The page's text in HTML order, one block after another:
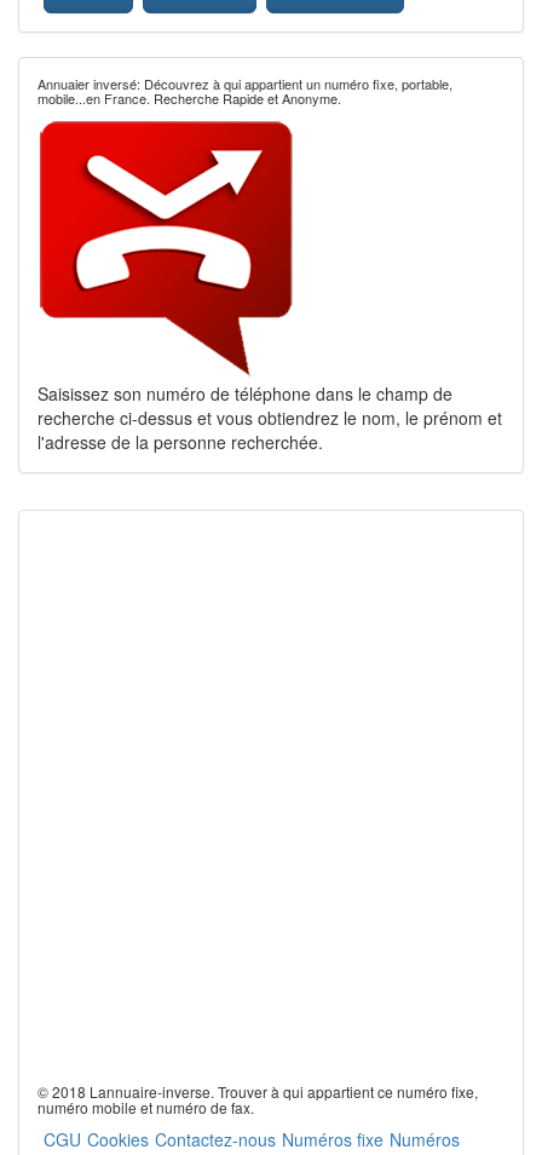
Annuaier inversé: Découvrez à qui appartient un numéro fixe, portable,
mobile...en France. Recherche Rapide et Anonyme.
Saisissez son numéro de téléphone dans le champ de
recherche ci-dessus et vous obtiendrez le nom, le prénom et
l'adresse de la personne recherchée.
© 2018 Lannuaire-inverse. Trouver à qui appartient ce numéro fixe,
numéro mobile et numéro de fax.
CGU Cookies Contactez-nous Numéros fixe Numéros